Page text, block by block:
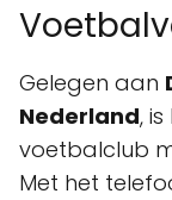
Gelegen aan
Nederland,
voetbalclub
Met het